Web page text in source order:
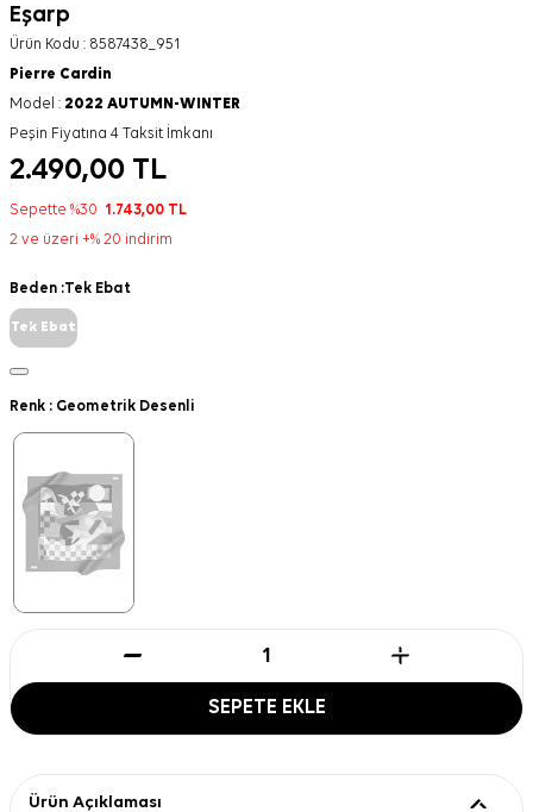
Eşarp
Ürün Kodu : 8587438_951
Pierre Cardin
Model : 2022 AUTUMN-WINTER
Peşin Fiyatına 4 Taksit İmkanı
2.490,00 TL
Sepette %30 1.743,00 TL
2 ve üzeri +% 20 indirim
Beden :Tek Ebat
Tek Ebat
Renk : Geometrik Desenli
SEPETE EKLE
Ürün Açıklaması